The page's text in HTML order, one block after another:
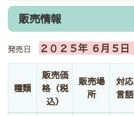
販売情報
発売日 ２０２５年 ６月５日
種類
販売価
格（税
込）
販売場
所
対応
言語